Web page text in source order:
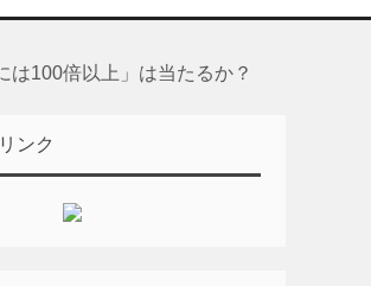
は100倍以上」は当たるか？
ンク